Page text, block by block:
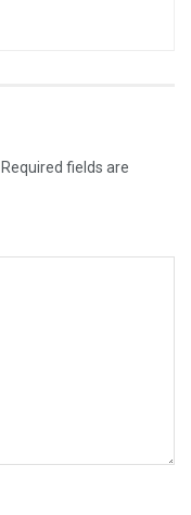
Required fields are